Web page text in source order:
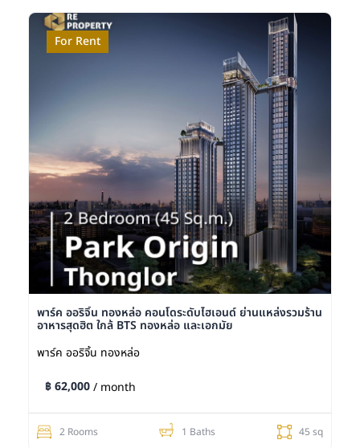
For Rent
พาร์ค ออริจิ้น ทองหล่อ คอนโดระดับไฮเอนด์ ย่านแหล่งรวมร้าน
อาหารสุดฮิต ใกล้ BTS ทองหล่อ และเอกมัย
พาร์ค ออริจิ้น ทองหล่อ
฿ 62,000/ month
2 Rooms 1 Baths 45 sq